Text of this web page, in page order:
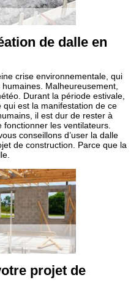
de dalle en
crise environnementale, qui
Malheureusement,
Durant la période estivale,
qui est la manifestation de ce
il est dur de rester à
fonctionner les ventilateurs.
conseillons d’user la dalle
de construction. Parce que la
projet de